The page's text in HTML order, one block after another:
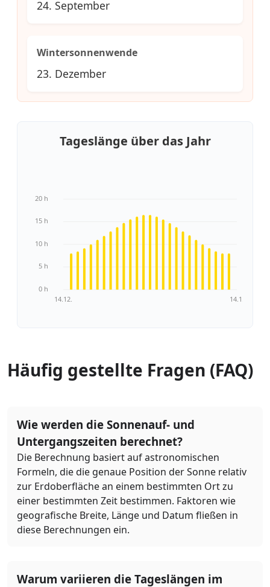
24. September
Wintersonnenwende
23. Dezember
Tageslänge über das Jahr
0 h
5 h
10 h
15 h
20 h
14.12. 14.1.
Häufig gestellte Fragen (FAQ)
Wie werden die Sonnenauf- und
Untergangszeiten berechnet?
Die Berechnung basiert auf astronomischen
Formeln, die die genaue Position der Sonne relativ
zur Erdoberfläche an einem bestimmten Ort zu
einer bestimmten Zeit bestimmen. Faktoren wie
geografische Breite, Länge und Datum fließen in
diese Berechnungen ein.
Warum variieren die Tageslängen im